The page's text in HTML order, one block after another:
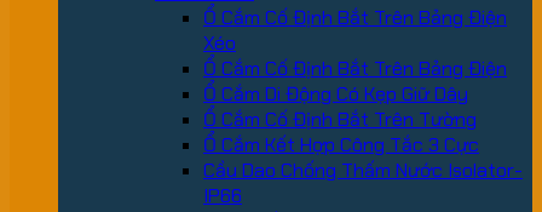
Ổ Cắm Cố Định Bắt Trên Bảng Điện
Xéo
Ổ Cắm Cố Định Bắt Trên Bảng Điện
Ổ Cắm Di Động Có Kẹp Giữ Dây
Ổ Cắm Cố Định Bắt Trên Tường
Ổ Cắm Kết Hợp Công Tắc 3 Cực
Cầu Dao Chống Thấm Nước Isolator-
IP66